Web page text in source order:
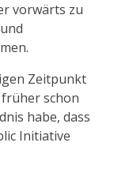
vorwärts zu
Zeitpunkt
schon
habe, dass
Initiative